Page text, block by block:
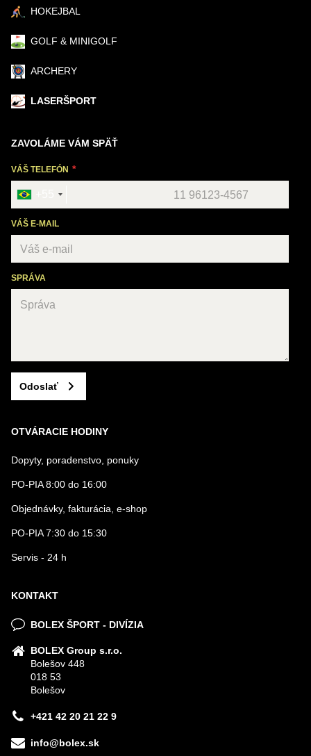
HOKEJBAL
GOLF & MINIGOLF
ARCHERY
LASERŠPORT
ZAVOLÁME VÁM SPÄŤ
VÁŠ TELEFÓN
VÁŠ E-MAIL
SPRÁVA
Odoslať
OTVÁRACIE HODINY
Dopyty, poradenstvo, ponuky
PO-PIA 8:00 do 16:00
Objednávky, fakturácia, e-shop
PO-PIA 7:30 do 15:30
Servis - 24 h
KONTAKT
BOLEX ŠPORT - DIVÍZIA
BOLEX Group s.r.o.
Bolešov 448
018 53
Bolešov
+421 42 20 21 22 9
info@bolex.sk